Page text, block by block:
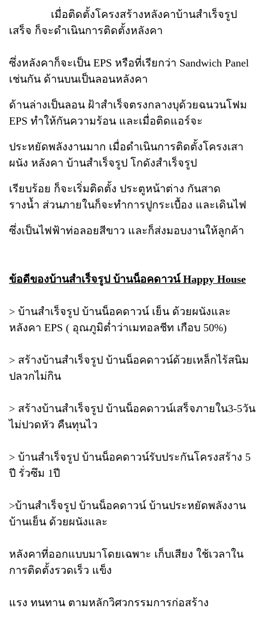
เมื่อติดตั้งโครงสร้างหลังคาบ้านสำเร็จรูป
เสร็จ ก็จะดำเนินการติดตั้งหลังคา
ซึ่งหลังคาก็จะเป็น EPS หรือที่เรียกว่า Sandwich Panel
เช่นกัน ด้านบนเป็นลอนหลังคา
ด้านล่างเป็นลอน ฝ้าสำเร็จตรงกลางบุด้วยฉนวนโฟม
EPS ทำให้กันความร้อน และเมื่อติดแอร์จะ
ประหยัดพลังงานมาก เมื่อดำเนินการติดตั้งโครงเสา
ผนัง หลังคา บ้านสำเร็จรูป โกดังสำเร็จรูป
เรียบร้อย ก็จะเริ่มติดตั้ง ประตูหน้าต่าง กันสาด
รางน้ำ ส่วนภายในก็จะทำการปูกระเบื้อง และเดินไฟ
ซึ่งเป็นไฟฟ้าท่อลอยสีขาว และก็ส่งมอบงานให้ลูกค้า
ข้อดีของบ้านสำเร็จรูป บ้านน็อคดาวน์ Happy House
> บ้านสำเร็จรูป บ้านน็อคดาวน์ เย็น ด้วยผนังและ
หลังคา EPS ( อุณภูมิต่ำว่าเมทอลชีท เกือบ 50%)
> สร้างบ้านสำเร็จรูป บ้านน็อคดาวน์ด้วยเหล็กไร้สนิม
ปลวกไม่กิน
> สร้างบ้านสำเร็จรูป บ้านน็อคดาวน์เสร็จภายใน3-5วัน
ไม่ปวดหัว คืนทุนไว
> บ้านสำเร็จรูป บ้านน็อคดาวน์รับประกันโครงสร้าง 5
ปี รั่วซึม 1ปี
>บ้านสำเร็จรูป บ้านน็อคดาวน์ บ้านประหยัดพลังงาน
บ้านเย็น ด้วยผนังและ
หลังคาที่ออกแบบมาโดยเฉพาะ เก็บเสียง ใช้เวลาใน
การติดตั้งรวดเร็ว แข็ง
แรง ทนทาน ตามหลักวิศวกรรมการก่อสร้าง